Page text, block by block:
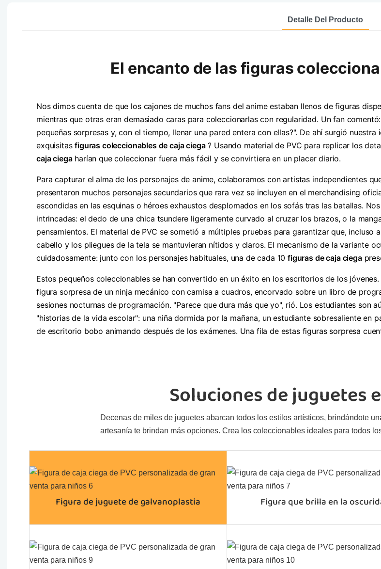
Detalle Del Producto
El encanto de las figuras
Nos dimos cuenta de que los cajones de muchos fans del anime estaban llenos de figuras
mientras que otras eran demasiado caras para coleccionarlas con regularidad. Un fan
pequeñas sorpresas y, con el tiempo, llenar una pared entera con ellas?". De ahí surgió
exquisitasfiguras coleccionables de caja ciega? Usando material de PVC para replicar los
caja ciegaharían que coleccionar fuera más fácil y se convirtiera en un placer diario.
Para capturar el alma de los personajes de anime, colaboramos con artistas independientes
presentaron muchos personajes secundarios que rara vez se incluyen en el merchandising
escondidas en las esquinas o héroes exhaustos desplomados en los sofás tras las batallas.
intrincadas: el dedo de una chica tsundere ligeramente curvado al cruzar los brazos, o la
pensamientos. El material de PVC se sometió a múltiples pruebas para garantizar que,
cabello y los pliegues de la tela se mantuvieran nítidos y claros. El mecanismo de la variante
cuidadosamente: junto con los personajes habituales, una de cada 10figuras de caja ciega
Estos pequeños coleccionables se han convertido en un éxito en los escritorios de los
figura sorpresa de un ninja mecánico con camisa a cuadros, encorvado sobre un libro de
sesiones nocturnas de programación. "Parece que dura más que yo", rió. Los estudiantes son
"historias de la vida escolar": una niña dormida por la mañana, un estudiante sobresaliente en
de escritorio bobo animando después de los exámenes. Una fila de estas figuras sorpresa
Soluciones de juguetes
Decenas de miles de juguetes abarcan todos los estilos artísticos, brindándote
artesanía te brindan más opciones. Crea los coleccionables ideales para todos
Figura de juguete de galvanoplastia Figura que brilla en la